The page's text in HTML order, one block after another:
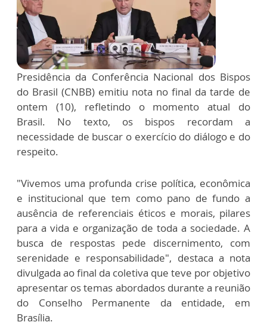
Presidência da Conferência Nacional dos Bispos
do Brasil (CNBB) emitiu nota no final da tarde de
ontem (10), refletindo o momento atual do
Brasil. No texto, os bispos recordam a
necessidade de buscar o exercício do diálogo e do
respeito.
"Vivemos uma profunda crise política, econômica
e institucional que tem como pano de fundo a
ausência de referenciais éticos e morais, pilares
para a vida e organização de toda a sociedade. A
busca de respostas pede discernimento, com
serenidade e responsabilidade", destaca a nota
divulgada ao final da coletiva que teve por objetivo
apresentar os temas abordados durante a reunião
do Conselho Permanente da entidade, em
Brasília.